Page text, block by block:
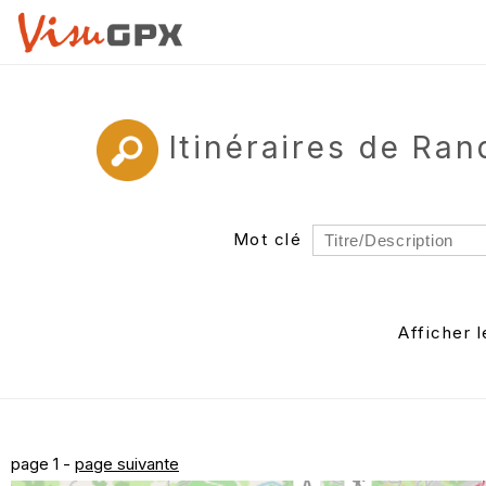
Itinéraires de
Mot clé
Auteur
Afficher
page 1 - page suivante